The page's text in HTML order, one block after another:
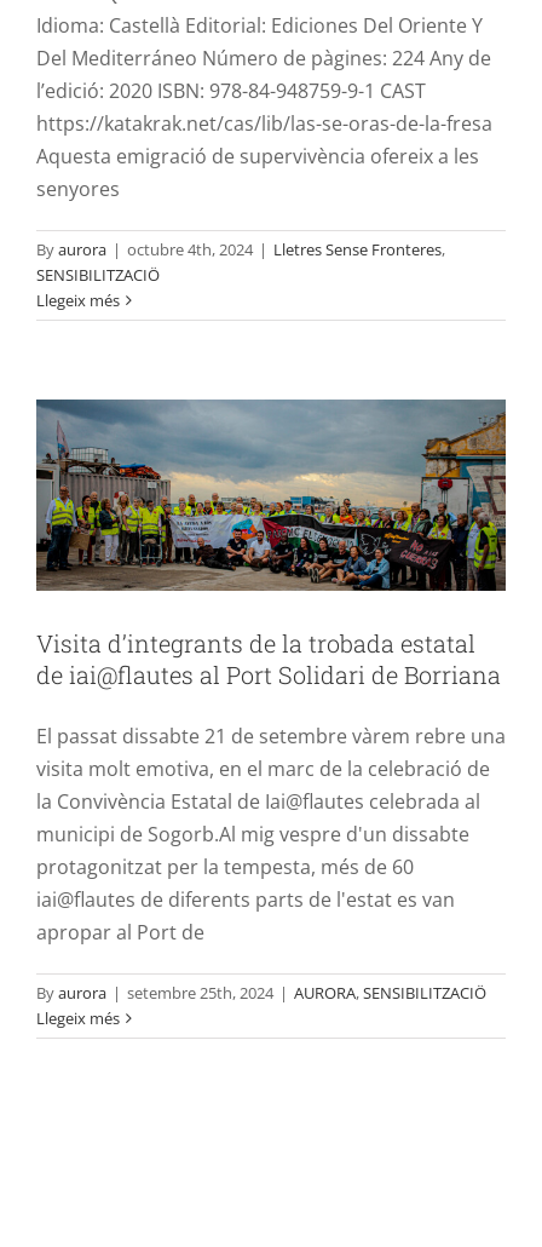
Idioma: Castellà Editorial: Ediciones Del Oriente Y
Del Mediterráneo Número de pàgines: 224 Any de
l’edició: 2020 ISBN: 978-84-948759-9-1 CAST
https://katakrak.net/cas/lib/las-se-oras-de-la-fresa
Aquesta emigració de supervivència ofereix a les
senyores
Byaurora | octubre 4th, 2024 | Lletres Sense Fronteres,
SENSIBILITZACIÖ
Llegeix més
Visita d’integrants de la trobada estatal
de iai@flautes al Port Solidari de
Visita d’integrants de la trobada estatal
de iai@flautes al Port Solidari de Borriana
El passat dissabte 21 de setembre vàrem rebre una
visita molt emotiva, en el marc de la celebració de
la Convivència Estatal de Iai@flautes celebrada al
municipi de Sogorb.Al mig vespre d'un dissabte
protagonitzat per la tempesta, més de 60
iai@flautes de diferents parts de l'estat es van
apropar al Port de
Byaurora | setembre 25th, 2024 | AURORA,SENSIBILITZACIÖ
Llegeix més